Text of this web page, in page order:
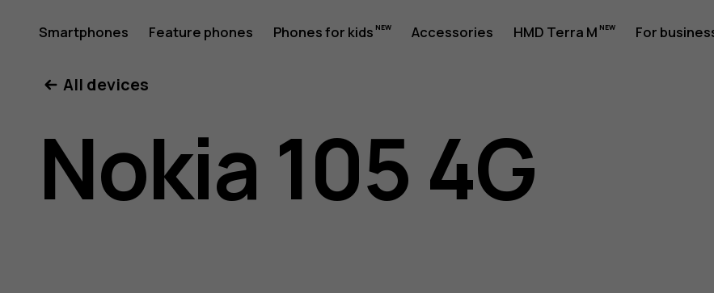
Nokia
105
4G
Smartphones Feature phones Phones for kids Accessories HMD Terra M For
All devices
Nokia 105 4G